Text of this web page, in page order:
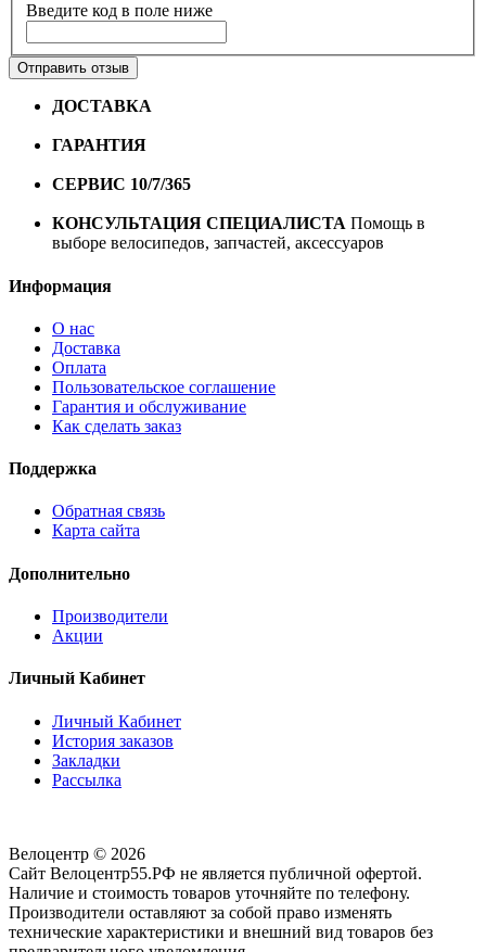
Введите код в поле ниже
Отправить отзыв
ДОСТАВКА
ГАРАНТИЯ
СЕРВИС 10/7/365
КОНСУЛЬТАЦИЯ СПЕЦИАЛИСТА Помощь в
выборе велосипедов, запчастей, аксессуаров
Информация
О нас
Доставка
Оплата
Пользовательское соглашение
Гарантия и обслуживание
Как сделать заказ
Поддержка
Обратная связь
Карта сайта
Дополнительно
Производители
Акции
Личный Кабинет
Личный Кабинет
История заказов
Закладки
Рассылка
Велоцентр © 2026
Сайт Велоцентр55.РФ не является публичной офертой.
Наличие и стоимость товаров уточняйте по телефону.
Производители оставляют за собой право изменять
технические характеристики и внешний вид товаров без